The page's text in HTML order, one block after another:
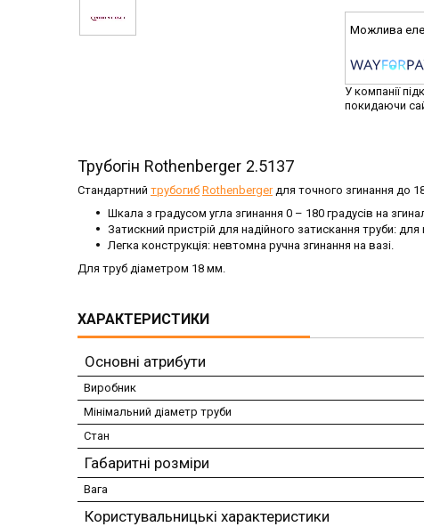
У компанії
покидаючи
Трубогін Rothenberger 2.5137
Стандартний трубогиб Rothenbergerдля точного згинання до
Шкала з градусом угла згинання 0 – 180 градусів на
Затискний пристрій для надійного затискання труби: для
Легка конструкція: невтомна ручна згинання на вазі.
Для труб діаметром 18 мм.
ХАРАКТЕРИСТИКИ
Основні атрибути
Виробник
Мінімальний діаметр труби
Стан
Габаритні розміри
Вага
Користувальницькі характеристики